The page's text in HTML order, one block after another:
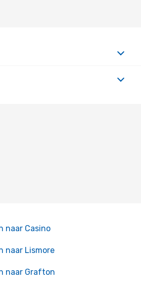
naar Casino
naar Lismore
naar Grafton